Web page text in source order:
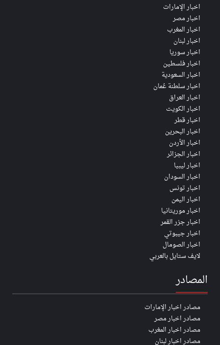
اخبار الإمارات
اخبار مصر
اخبار المغرب
اخبار لبنان
اخبار سوريا
اخبار فلسطين
اخبار السعودية
اخبار سلطنة عُمان
اخبار العراق
اخبار الكويت
اخبار قطر
اخبار البحرين
اخبار الأردن
اخبار الجزائر
اخبار ليبيا
اخبار السودان
اخبار تونس
اخبار اليمن
اخبار موريتانيا
اخبار جزر القمر
اخبار جيبوتي
اخبار الصومال
لايف ستايل بالعربي
المصادر
مصادر اخبار الإمارات
مصادر اخبار مصر
مصادر اخبار المغرب
مصادر اخبار لبنان